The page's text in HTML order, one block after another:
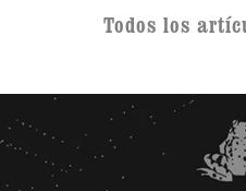
Todos los